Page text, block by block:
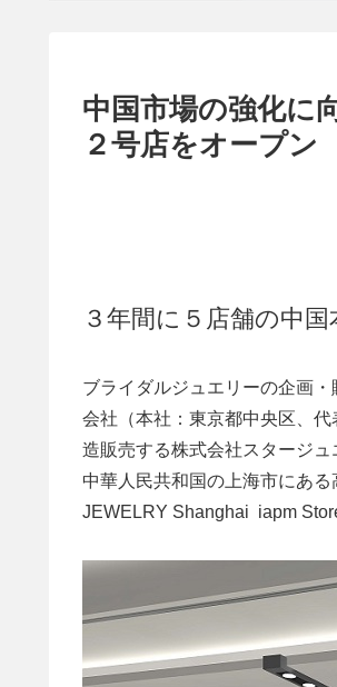
中国市場の強化に
２号店をオープン
３年間に５店舗の中
ブライダルジュエリーの企画
会社（本社：東京都中央区、
造販売する株式会社スタージ
中華人民共和国の上海市にあ
JEWELRY Shanghai iapm